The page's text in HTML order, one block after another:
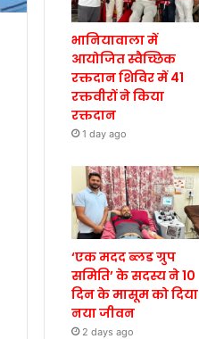
भानियावाला में
आयोजित स्वैच्छिक
रक्तदान शिविर में 41
रक्तवीरों ने किया
रक्तदान
1 day ago
‘एक मदद ब्लड ग्रुप
समिति’ के सदस्य ने 10
दिन के मासूम को दिया
नया जीवन
2 days ago